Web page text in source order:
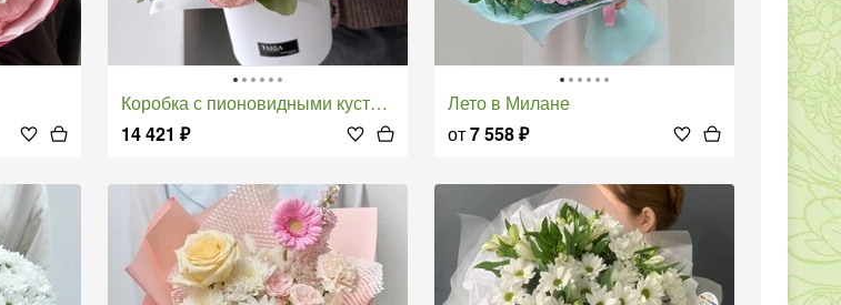
Коробка с пионовидными кустовыми розами
14 421 ₽
Лето в Милане
от7 558₽